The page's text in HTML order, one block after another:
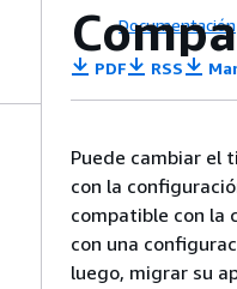
Documentación
PDF RSS
Puede cambiar el
con la
compatible con la
con una
luego, migrar su